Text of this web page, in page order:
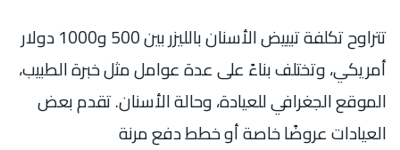
تتراوح تكلفة تبييض الأسنان بالليزر بين 500 و1000 دولار
أمريكي، وتختلف بناءً على عدة عوامل مثل خبرة الطبيب،
الموقع الجغرافي للعيادة، وحالة الأسنان. تقدم بعض
العيادات عروضًا خاصة أو خطط دفع مرنة